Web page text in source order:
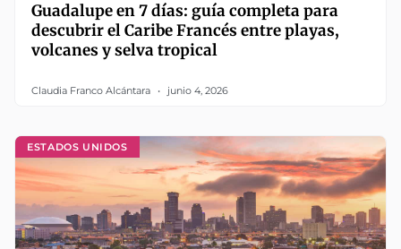
Guadalupe en 7 días: guía completa para
descubrir el Caribe Francés entre playas,
volcanes y selva tropical
Claudia Franco Alcántara junio 4, 2026
ESTADOS UNIDOS